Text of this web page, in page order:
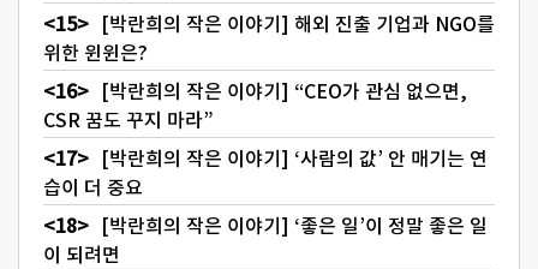
[박란희의 작은 이야기] 해외 진출 기업과 NGO를
위한 윈윈은?
[박란희의 작은 이야기] “CEO가 관심 없으면,
CSR 꿈도 꾸지 마라”
[박란희의 작은 이야기] ‘사람의 값’ 안 매기는 연
습이 더 중요
[박란희의 작은 이야기] ‘좋은 일’이 정말 좋은 일
이 되려면